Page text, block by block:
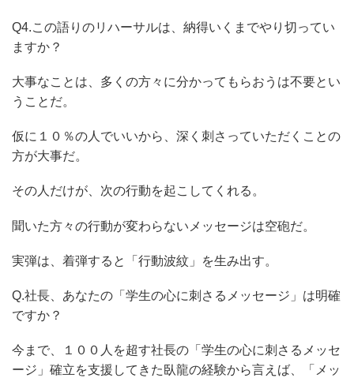
Q4.この語りのリハーサルは、納得いくまでやり切ってい
ますか？
大事なことは、多くの方々に分かってもらおうは不要とい
うことだ。
仮に１０％の人でいいから、深く刺さっていただくことの
方が大事だ。
その人だけが、次の行動を起こしてくれる。
聞いた方々の行動が変わらないメッセージは空砲だ。
実弾は、着弾すると「行動波紋」を生み出す。
Q.社長、あなたの「学生の心に刺さるメッセージ」は明確
ですか？
今まで、１００人を超す社長の「学生の心に刺さるメッセ
ージ」確立を支援してきた臥龍の経験から言えば、「メッ